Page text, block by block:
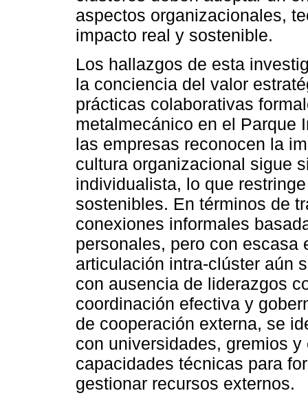
aspectos organizacionales,
impacto real y sostenible.
Los hallazgos de esta
la conciencia del valor
prácticas colaborativas
metalmecánico en el Parque
las empresas reconocen la
cultura organizacional sigue
individualista, lo que
sostenibles. En términos de
conexiones informales
personales, pero con escasa
articulación intra-clúster aún
con ausencia de liderazgos
coordinación efectiva y
de cooperación externa, se
con universidades, gremios
capacidades técnicas para
gestionar recursos externos.